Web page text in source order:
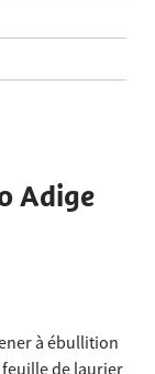
Adige
à ébullition
feuille de laurier